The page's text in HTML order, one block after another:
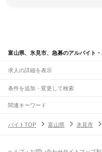
富山県、氷見市、急募のアルバイト
求人の詳細を表示
条件を追加・変更して検索
市区町村を追加・変更
富山県すべて
駅を追加・変更
猪谷駅 楡原駅笹津駅 東八尾駅 越中
関連キーワード
バイトTOP
富山県 氷見市